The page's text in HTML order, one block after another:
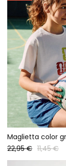
22,95 € 11,45 €